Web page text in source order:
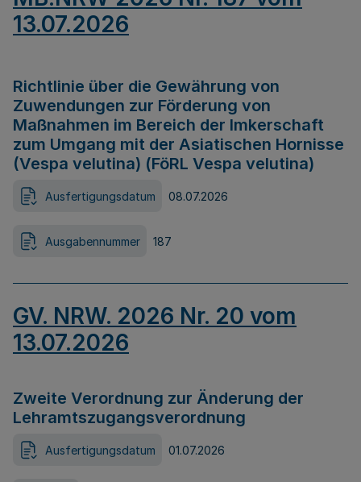
13.07.2026
Richtlinie über die Gewährung von
Zuwendungen zur Förderung von
Maßnahmen im Bereich der Imkerschaft
zum Umgang mit der Asiatischen Hornisse
(Vespa velutina) (FöRL Vespa velutina)
Ausfertigungsdatum 08.07.2026
Ausgabennummer 187
GV. NRW. 2026 Nr. 20 vom
13.07.2026
Zweite Verordnung zur Änderung der
Lehramtszugangsverordnung
Ausfertigungsdatum 01.07.2026